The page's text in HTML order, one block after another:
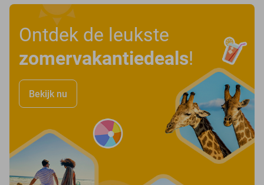
Ontdek de leukste
zomervakantiedeals!
Bekijk nu